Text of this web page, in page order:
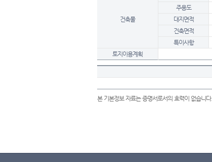
건축물
주용도
대지면적
건축면적
특이사항
토지이용계획
본 기본정보 자료는 증명서로서의 효력이 없습니다.